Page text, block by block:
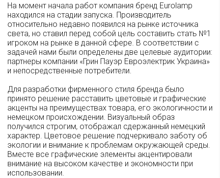
На момент начала работ компания бренд Eurolamp
находился на стадии запуска. Производитель
относительно недавно появился на рынке источника
света, но ставил перед собой цель составить стать №1
игроком на рынке в данной сфере. В соответствии с
задачей нами были определены две целевые аудитории:
партнеры компании «Грин Пауэр Евроэлектрик Украина»
и непосредственные потребители.
Для разработки фирменного стиля бренда было
принято решение расставить цветовые и графические
акценты на преимуществах товара, его экологичности и
немецком происхождении. Визуальный образ
получился строгим, отображал сдержанный немецкий
характер. Цветовое решение подчеркивало заботу об
экологии и внимание к проблемам окружающей среды.
Вместе все графические элементы акцентировали
внимание на высоком качестве и экономности при
использовании.